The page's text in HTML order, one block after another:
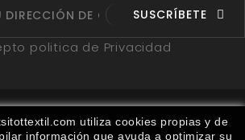
utiliza cookies propias y de
información que ayuda a optimizar su
SUSCRÍBETE
politica de Privacidad
Ruta
Contáctenos